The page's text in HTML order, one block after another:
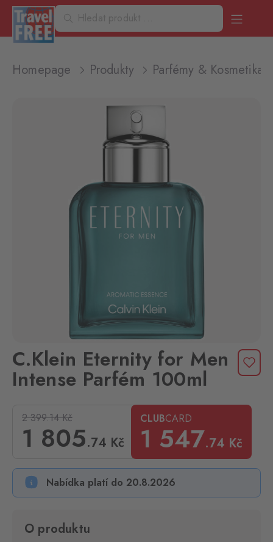
Homepage Produkty Parfémy & Kosmetika
C.Klein Eternity for Men
Intense Parfém 100ml
2 399.14Kč
1 805.74 Kč
CLUBCARD
1 547.74 Kč
Nabídka platí do 20.8.2026
O produktu